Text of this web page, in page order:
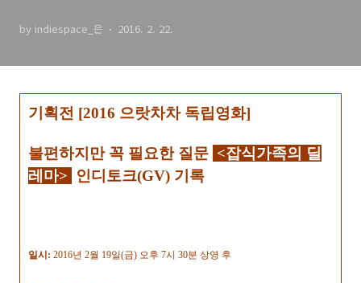
by indiespace_은 2016. 2. 22.
기획전 [2016 으랏차차 독립영화]
불편하지만 꼭 필요한 질문 <잡식가족의 딜
레마> 인디토크(GV) 기 록
일시: 2016년 2월 19일(금) 오후 7시 30분 상영 후